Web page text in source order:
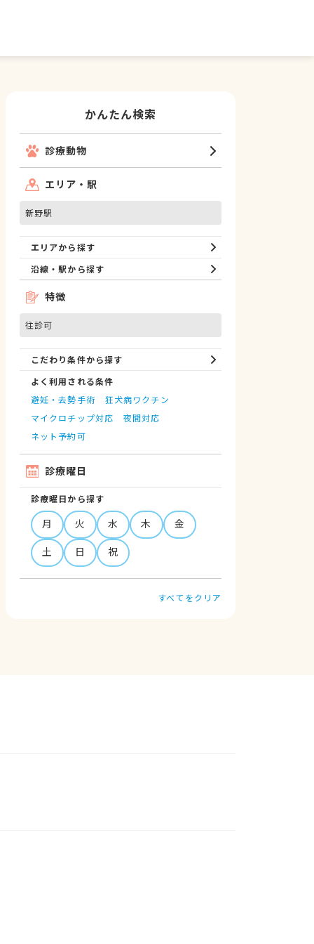
かんたん検索
診療動物
エリア・駅
新野駅
エリアから探す
沿線・駅から探す
特徴
往診可
こだわり条件から探す
よく利用される条件
避妊・去勢手術
狂犬病ワクチン
マイクロチップ対応
夜間対応
ネット予約可
診療曜日
診療曜日から探す
月 火 水 木
金
土
日 祝
すべてをクリア